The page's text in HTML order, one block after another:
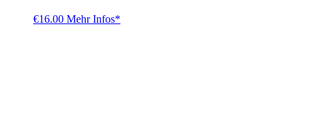
€16.00 Mehr Infos*